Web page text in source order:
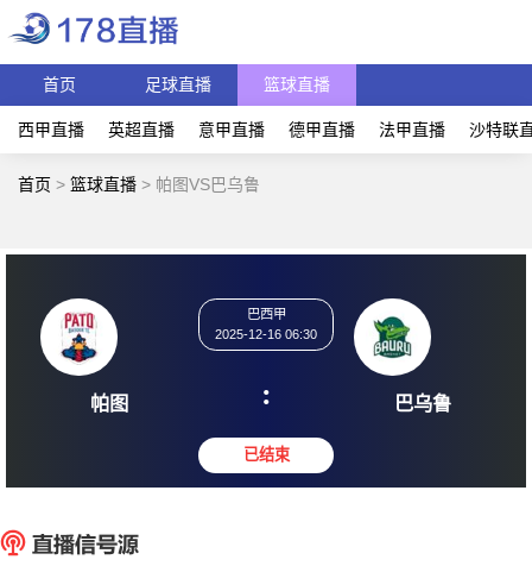
首页 足球直播 篮球直播
西甲直播 英超直播 意甲直播 德甲直播 法甲直播 沙特联
首页 > 篮球直播 > 帕图VS巴乌鲁
帕图
2025-12-16 06:30
: 巴